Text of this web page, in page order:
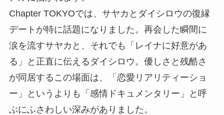
Chapter TOKYOでは、サヤカとダイシロウの復縁
デートが特に話題になりました。再会した瞬間に
涙を流すサヤカと、それでも「レイナに好意があ
る」と正直に伝えるダイシロウ。優しさと残酷さ
が同居するこの場面は、「恋愛リアリティーショ
ー」というよりも「感情ドキュメンタリー」と呼
ぶにふさわしい深みがありました。